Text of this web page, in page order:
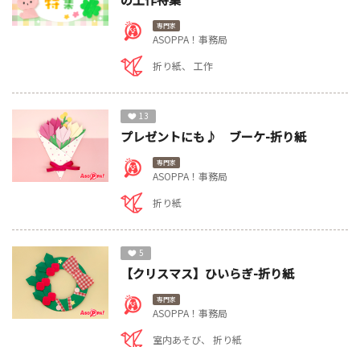
専門家
ASOPPA！事務局
折り紙
工作
13
プレゼントにも♪ ブーケ-折り紙
専門家
ASOPPA！事務局
折り紙
5
【クリスマス】ひいらぎ-折り紙
専門家
ASOPPA！事務局
室内あそび
折り紙